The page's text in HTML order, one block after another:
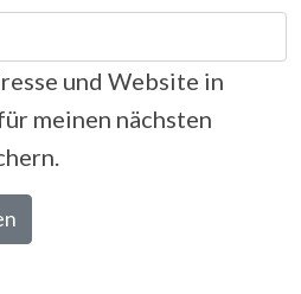
und Website in
meinen nächsten